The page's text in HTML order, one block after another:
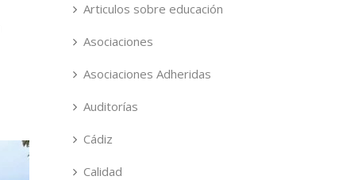
Articulos sobre educación
Asociaciones
Asociaciones Adheridas
Auditorías
Cádiz
Calidad